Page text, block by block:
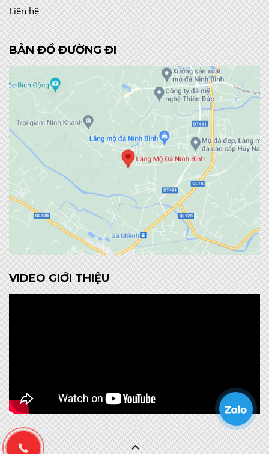
Liên hệ
BẢN ĐỒ ĐƯỜNG ĐI
VIDEO GIỚI THIỆU